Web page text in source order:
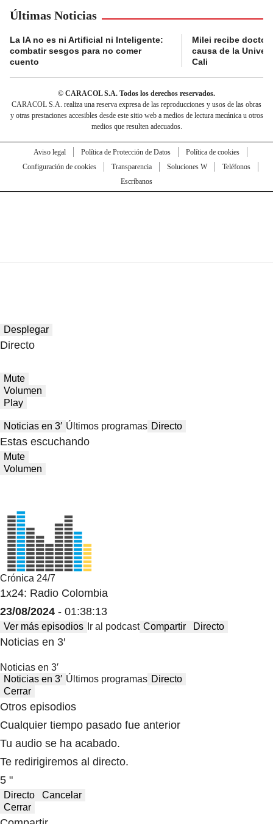
Últimas Noticias
La IA no es ni Artificial ni Inteligente:
combatir sesgos para no comer
cuento
Milei recibe
causa de la
Cali
© CARACOL S.A. Todos los derechos reservados.
CARACOL S.A. realiza una reserva expresa de las reproducciones y usos de las obras
y otras prestaciones accesibles desde este sitio web a medios de lectura mecánica u otros
medios que resulten adecuados.
Aviso legal Política de Protección de Datos
Política de cookies
Configuración de cookies
Transparencia Soluciones W
Teléfonos
Escríbanos
Desplegar
Directo
Mute
Volumen
Play
Noticias en 3′ Últimos programas Directo
Estas escuchando
Mute
Volumen
Crónica 24/7
1x24: Radio Colombia
23/08/2024 - 01:38:13
Ver más episodios Ir al podcast Compartir Directo
Noticias en 3′
Noticias en 3′
Noticias en 3′ Últimos programas Directo
Cerrar
Otros episodios
Cualquier tiempo pasado fue anterior
Tu audio se ha acabado.
Te redirigiremos al directo.
5 "
Directo
Cancelar
Cerrar